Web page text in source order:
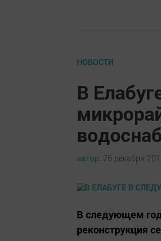
НОВОСТИ
В
автор, 26 декабря
В следующем
реконструкция